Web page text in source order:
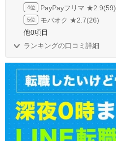
PayPayフリマ ★2.9(59)
モバオク ★2.7(26)
他0項目
ランキングの口コミ詳細